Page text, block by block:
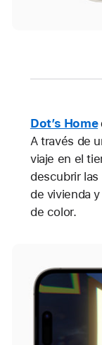
Dot’s Home
A través de
viaje en el
descubrir
de vivienda
de color.